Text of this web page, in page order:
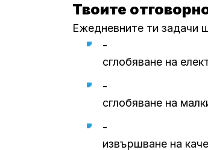
Твоите
Ежедневните ти задачи
-
сглобяване на
-
сглобяване на
-
извършване на